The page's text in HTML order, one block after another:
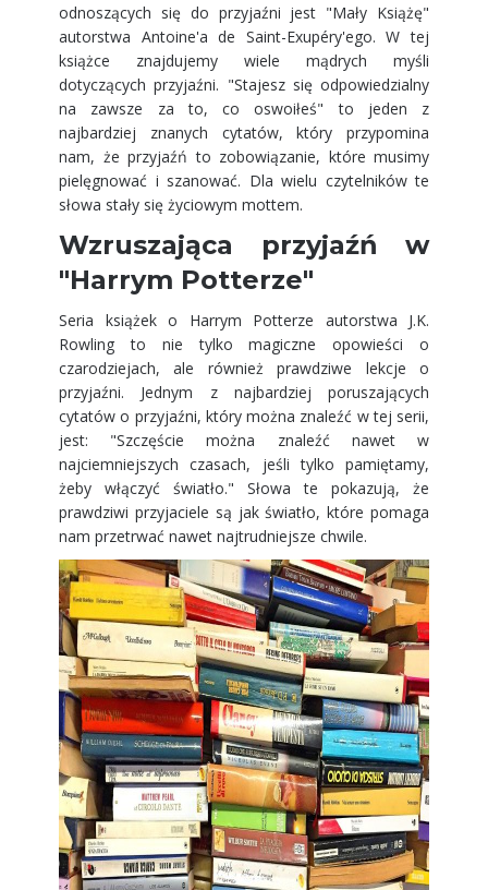
odnoszących się do przyjaźni jest "Mały Książę"
autorstwa Antoine'a de Saint-Exupéry'ego. W tej
książce znajdujemy wiele mądrych myśli
dotyczących przyjaźni. "Stajesz się odpowiedzialny
na zawsze za to, co oswoiłeś" to jeden z
najbardziej znanych cytatów, który przypomina
nam, że przyjaźń to zobowiązanie, które musimy
pielęgnować i szanować. Dla wielu czytelników te
słowa stały się życiowym mottem.
Wzruszająca przyjaźń w
"Harrym Potterze"
Seria książek o Harrym Potterze autorstwa J.K.
Rowling to nie tylko magiczne opowieści o
czarodziejach, ale również prawdziwe lekcje o
przyjaźni. Jednym z najbardziej poruszających
cytatów o przyjaźni, który można znaleźć w tej serii,
jest: "Szczęście można znaleźć nawet w
najciemniejszych czasach, jeśli tylko pamiętamy,
żeby włączyć światło." Słowa te pokazują, że
prawdziwi przyjaciele są jak światło, które pomaga
nam przetrwać nawet najtrudniejsze chwile.